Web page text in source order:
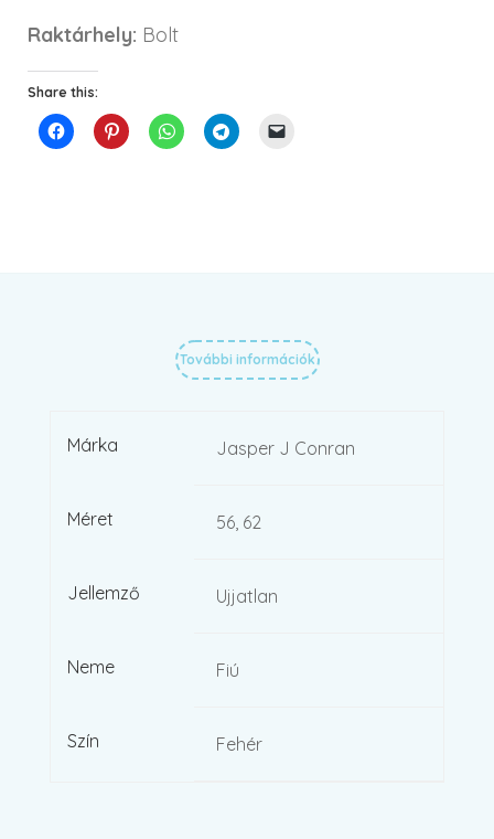
Raktárhely: Bolt
Share this:
További információk
Márka Jasper J Conran
Méret 56, 62
Jellemző Ujjatlan
Neme Fiú
Szín Fehér